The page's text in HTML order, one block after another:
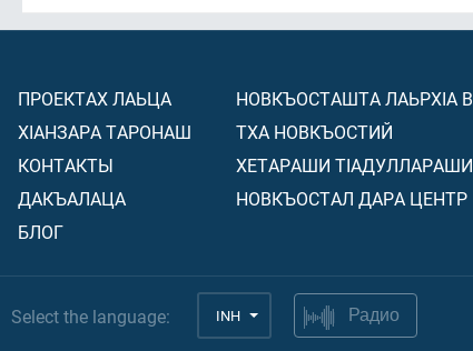
ПРОЕКТАХ ЛАЬЦА
ХIАНЗАРА ТАРОНАШ
КОНТАКТЫ
ДАКЪАЛАЦА
БЛОГ
НОВКЪОСТАШТА ЛАЬРХIА
ТХА НОВКЪОСТИЙ
ХЕТАРАШИ ТIАДУЛЛАРАШИ
НОВКЪОСТАЛ ДАРА ЦЕНТР
Select the language: INH Радио